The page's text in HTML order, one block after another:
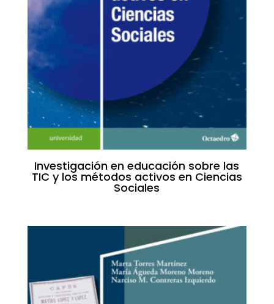
Investigación en educación sobre las
TIC y los métodos activos en Ciencias
Sociales